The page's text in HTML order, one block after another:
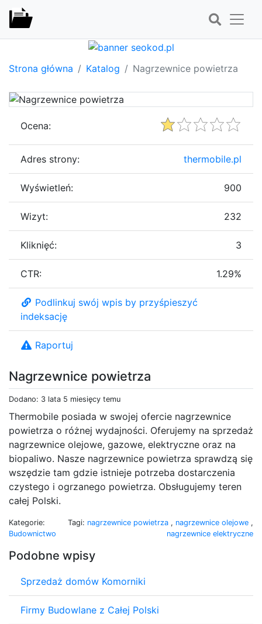
Strona główna Katalog Nagrzewnice powietrza
Nagrzewnice powietrza
Dodano: 3 lata 5 miesięcy temu
Thermobile posiada w swojej ofercie nagrzewnice
powietrza o różnej wydajności. Oferujemy na sprzedaż
nagrzewnice olejowe, gazowe, elektryczne oraz na
biopaliwo. Nasze nagrzewnice powietrza sprawdzą się
wszędzie tam gdzie istnieje potrzeba dostarczenia
czystego i ogrzanego powietrza. Obsługujemy teren
całej Polski.
Kategorie:
Budownictwo
Tagi: nagrzewnice powietrza , nagrzewnice olejowe ,
nagrzewnice elektryczne
Podobne wpisy
Sprzedaż domów Komorniki
Firmy Budowlane z Całej Polski
Ocena:
Adres strony: thermobile.pl
Wyświetleń: 900
Wizyt: 232
Kliknięć: 3
CTR: 1.29%
Podlinkuj swój wpis by przyśpieszyć
indeksację
Raportuj